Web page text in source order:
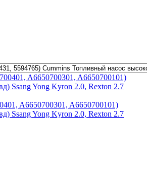
A6650700301, A6650700101)
Ssang Yong Kyron 2.0, Rexton 2.7